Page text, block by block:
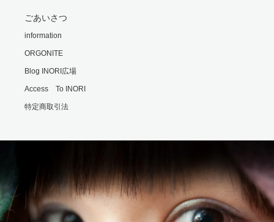
RSS FEED
SHARE
EMBED
モリオンは明智小五郎
勘違いの霊
Feb 25, 2020 • 6:00
ごあいさつ
information
ORGONITE
Blog INORI広場
Access To INORI
特定商取引法